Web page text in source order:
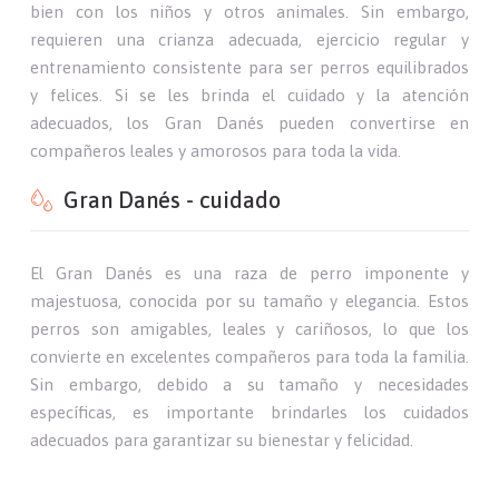
bien con los niños y otros animales. Sin embargo,
requieren una crianza adecuada, ejercicio regular y
entrenamiento consistente para ser perros equilibrados
y felices. Si se les brinda el cuidado y la atención
adecuados, los Gran Danés pueden convertirse en
compañeros leales y amorosos para toda la vida.
Gran Danés - cuidado
El Gran Danés es una raza de perro imponente y
majestuosa, conocida por su tamaño y elegancia. Estos
perros son amigables, leales y cariñosos, lo que los
convierte en excelentes compañeros para toda la familia.
Sin embargo, debido a su tamaño y necesidades
específicas, es importante brindarles los cuidados
adecuados para garantizar su bienestar y felicidad.